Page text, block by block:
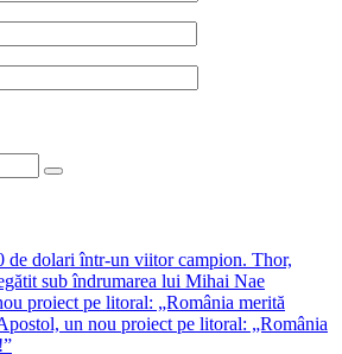
de dolari într-un viitor campion. Thor,
sub îndrumarea lui Mihai Nae
proiect pe litoral: „România merită
un nou proiect pe litoral: „România